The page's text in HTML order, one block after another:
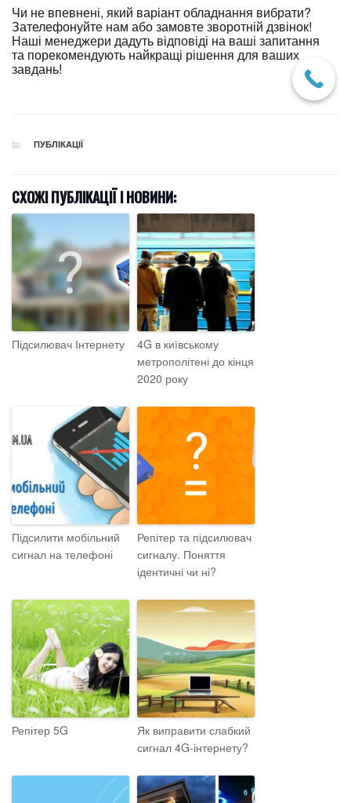
Чи не впевнені, який варіант обладнання вибрати?
Зателефонуйте нам або замовте зворотній дзвінок!
Наші менеджери дадуть відповіді на ваші запитання
та порекомендують найкращі рішення для ваших
завдань!
CATEGORIES
ПУБЛІКАЦІЇ
СХОЖІ ПУБЛІКАЦІЇ І НОВИНИ:
Підсилювач Інтернету
4G в київському
метрополітені до кінця
2020 року
Підсилити мобільний
сигнал на телефоні
Репітер та підсилювач
сигналу. Поняття
ідентичні чи ні?
Репітер 5G
Як виправити слабкий
сигнал 4G-інтернету?